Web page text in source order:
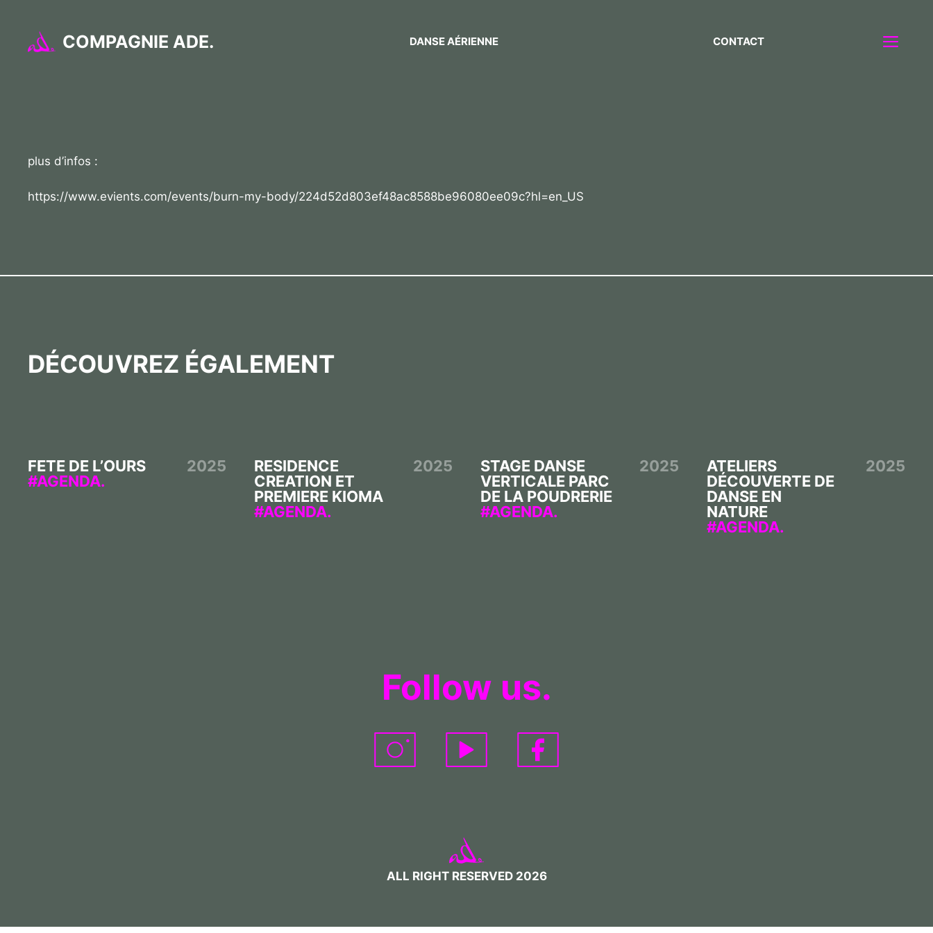
contenu
COMPAGNIE ADE. DANSE AÉRIENNE CONTACT
plus d’infos :
https://www.evients.com/events/burn-my-body/224d52d803ef48ac8588be96080ee09c?hl=en_US
DÉCOUVREZ ÉGALEMENT
FETE DE L’OURS
AGENDA.
2025
RESIDENCE
CREATION ET
PREMIERE KIOMA
AGENDA.
2025
STAGE DANSE
VERTICALE PARC
DE LA POUDRERIE
AGENDA.
2025
ATELIERS
DÉCOUVERTE DE
DANSE EN
NATURE
AGENDA.
2025
Follow us.
ALL RIGHT RESERVED 2026